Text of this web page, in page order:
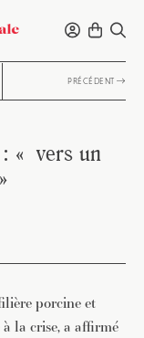
PRÉCÉDENT
« vers un
porcine et
à la crise, a affirmé